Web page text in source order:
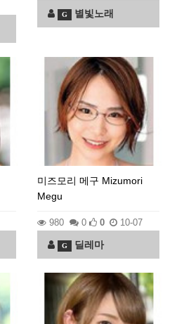
G 별빛노래
미즈모리 메구 Mizumori
Megu
980 0 0 10-07
G 딜레마